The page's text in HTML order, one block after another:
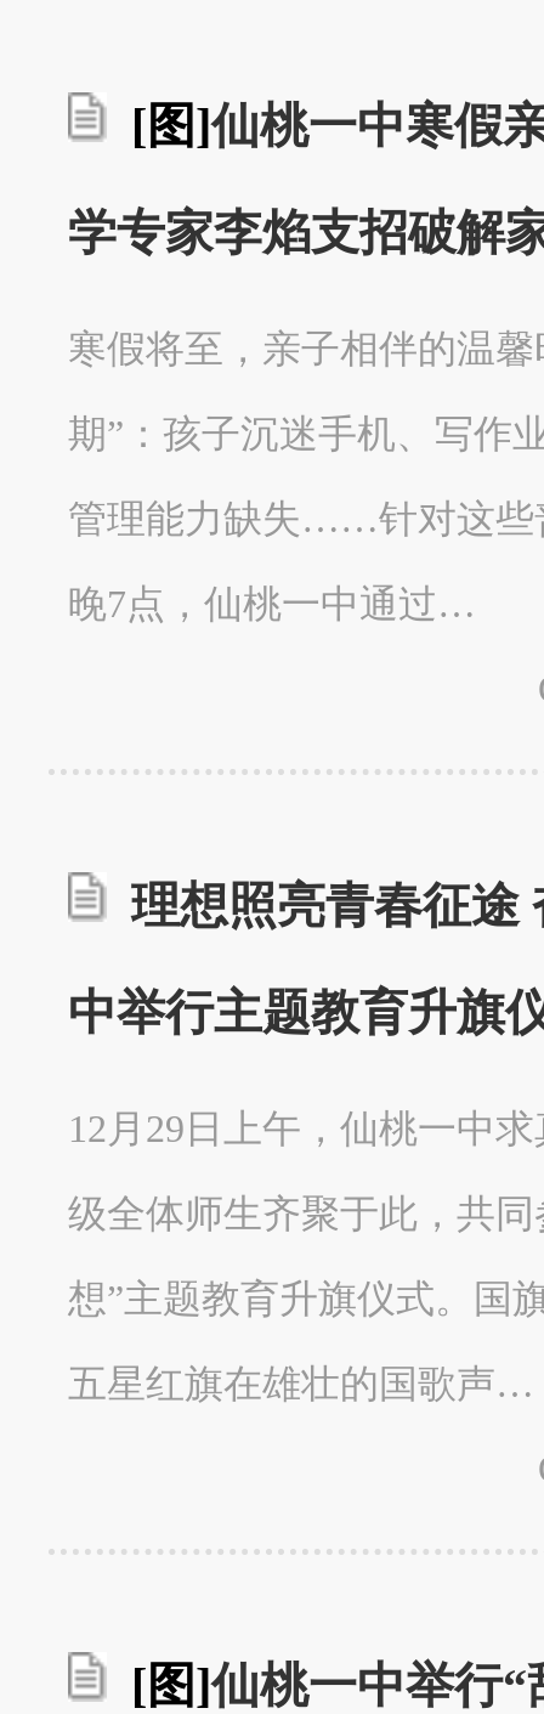
[图]仙桃一中寒假
学专家李焰支招破解
寒假将至，亲子相伴的温
期”：孩子沉迷手机、写作
管理能力缺失……针对这些
晚7点，仙桃一中通过…
理想照亮青春征途
中举行主题教育升旗
12月29日上午，仙桃一中
级全体师生齐聚于此，共
想”主题教育升旗仪式。国
五星红旗在雄壮的国歌声…
[图]仙桃一中举行